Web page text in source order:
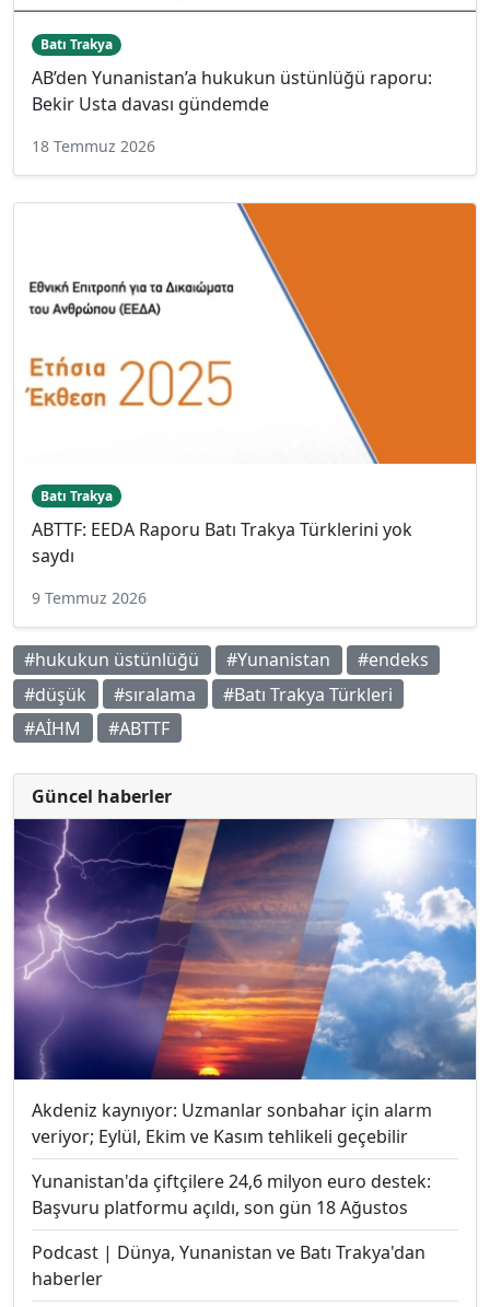
Batı Trakya
AB’den Yunanistan’a hukukun üstünlüğü raporu:
Bekir Usta davası gündemde
18 Temmuz 2026
Batı Trakya
ABTTF: EEDA Raporu Batı Trakya Türklerini yok
saydı
9 Temmuz 2026
#hukukun üstünlüğü #Yunanistan
#endeks
#düşük
#sıralama
#Batı Trakya Türkleri
#AİHM
#ABTTF
Güncel haberler
Akdeniz kaynıyor: Uzmanlar sonbahar için alarm
veriyor; Eylül, Ekim ve Kasım tehlikeli geçebilir
Yunanistan'da çiftçilere 24,6 milyon euro destek:
Başvuru platformu açıldı, son gün 18 Ağustos
Podcast | Dünya, Yunanistan ve Batı Trakya'dan
haberler